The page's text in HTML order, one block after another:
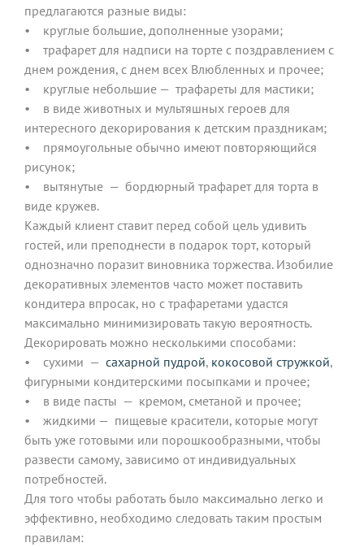
предлагаются разные виды:
• круглые большие, дополненные узорами;
• трафарет для надписи на торте с поздравлением с
днем рождения, с днем всех Влюбленных и прочее;
• круглые небольшие — трафареты для мастики;
• в виде животных и мультяшных героев для
интересного декорирования к детским праздникам;
• прямоугольные обычно имеют повторяющийся
рисунок;
• вытянутые — бордюрный трафарет для торта в
виде кружев.
Каждый клиент ставит перед собой цель удивить
гостей, или преподнести в подарок торт, который
однозначно поразит виновника торжества. Изобилие
декоративных элементов часто может поставить
кондитера впросак, но с трафаретами удастся
максимально минимизировать такую вероятность.
Декорировать можно несколькими способами:
• сухими — сахарной пудрой, кокосовой стружкой,
фигурными кондитерскими посыпками и прочее;
• в виде пасты — кремом, сметаной и прочее;
• жидкими — пищевые красители, которые могут
быть уже готовыми или порошкообразными, чтобы
развести самому, зависимо от индивидуальных
потребностей.
Для того чтобы работать было максимально легко и
эффективно, необходимо следовать таким простым
правилам: